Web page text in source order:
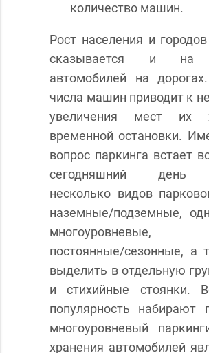
количество машин.
Рост населения и
сказывается и на
автомобилей на
числа машин приводит к
увеличения мест их
временной остановки.
вопрос паркинга встает
сегодняшний день
несколько видов
наземные/подземные,
многоуровневые,
постоянные/сезонные, а
выделить в отдельную
и стихийные стоянки.
популярность набирают
многоуровневый
хранения автомобилей